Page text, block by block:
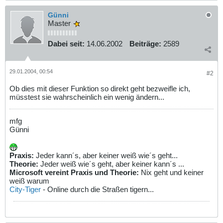
Günni
Master
Dabei seit: 14.06.2002 Beiträge: 2589
#2
29.01.2004, 00:54
Ob dies mit dieser Funktion so direkt geht bezweifle ich,
müsstest sie wahrscheinlich ein wenig ändern...
mfg
Günni
Praxis: Jeder kann´s, aber keiner weiß wie´s geht...
Theorie: Jeder weiß wie´s geht, aber keiner kann´s ...
Microsoft vereint Praxis und Theorie: Nix geht und keiner
weiß warum
City-Tiger - Online durch die Straßen tigern...